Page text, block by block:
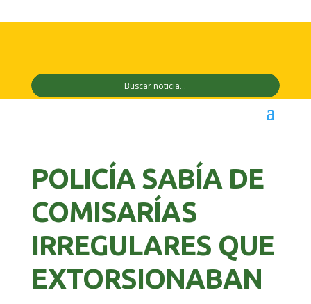
POLICÍA SABÍA DE
COMISARÍAS
IRREGULARES QUE
EXTORSIONABAN